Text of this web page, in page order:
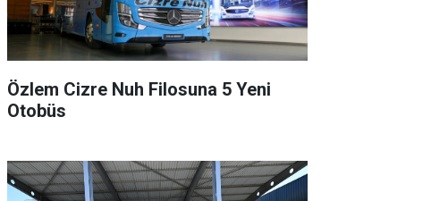
Özlem Cizre Nuh Filosuna 5 Yeni
Otobüs